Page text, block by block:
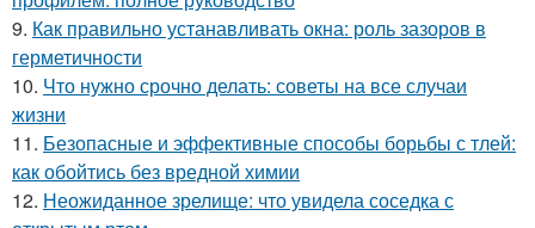
9. Как правильно устанавливать окна: роль зазоров в
герметичности
10. Что нужно срочно делать: советы на все случаи
жизни
11. Безопасные и эффективные способы борьбы с тлей:
как обойтись без вредной химии
12. Неожиданное зрелище: что увидела соседка с